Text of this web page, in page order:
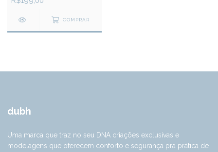
COMPRAR
dubh
Uma marca que traz no seu DNA criações exclusivas e
modelagens que oferecem conforto e segurança pra prática de